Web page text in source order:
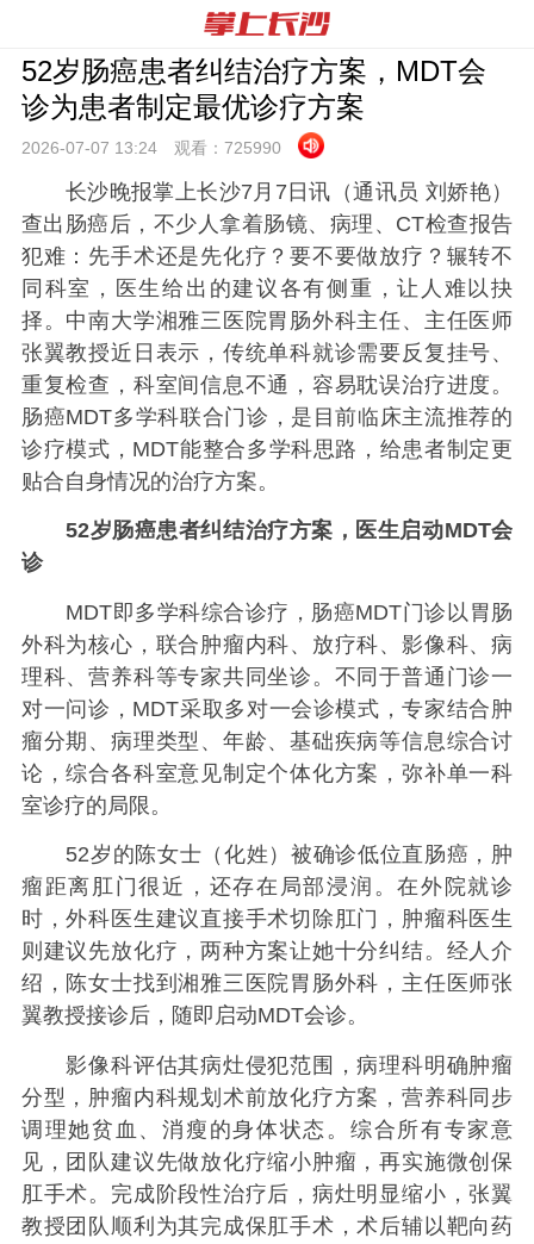
52岁肠癌患者纠结治疗方案，MDT会
诊为患者制定最优诊疗方案
2026-07-07 13:24 观看： 725990
长沙晚报掌上长沙7月7日讯（通讯员 刘娇艳）
查出肠癌后，不少人拿着肠镜、病理、CT检查报告
犯难：先手术还是先化疗？要不要做放疗？辗转不
同科室，医生给出的建议各有侧重，让人难以抉
择。中南大学湘雅三医院胃肠外科主任、主任医师
张翼教授近日表示，传统单科就诊需要反复挂号、
重复检查，科室间信息不通，容易耽误治疗进度。
肠癌MDT多学科联合门诊，是目前临床主流推荐的
诊疗模式，MDT能整合多学科思路，给患者制定更
贴合自身情况的治疗方案。
52岁肠癌患者纠结治疗方案，医生启动MDT会
诊
MDT即多学科综合诊疗，肠癌MDT门诊以胃肠
外科为核心，联合肿瘤内科、放疗科、影像科、病
理科、营养科等专家共同坐诊。不同于普通门诊一
对一问诊，MDT采取多对一会诊模式，专家结合肿
瘤分期、病理类型、年龄、基础疾病等信息综合讨
论，综合各科室意见制定个体化方案，弥补单一科
室诊疗的局限。
52岁的陈女士（化姓）被确诊低位直肠癌，肿
瘤距离肛门很近，还存在局部浸润。在外院就诊
时，外科医生建议直接手术切除肛门，肿瘤科医生
则建议先放化疗，两种方案让她十分纠结。经人介
绍，陈女士找到湘雅三医院胃肠外科，主任医师张
翼教授接诊后，随即启动MDT会诊。
影像科评估其病灶侵犯范围，病理科明确肿瘤
分型，肿瘤内科规划术前放化疗方案，营养科同步
调理她贫血、消瘦的身体状态。综合所有专家意
见，团队建议先做放化疗缩小肿瘤，再实施微创保
肛手术。完成阶段性治疗后，病灶明显缩小，张翼
教授团队顺利为其完成保肛手术，术后辅以靶向药